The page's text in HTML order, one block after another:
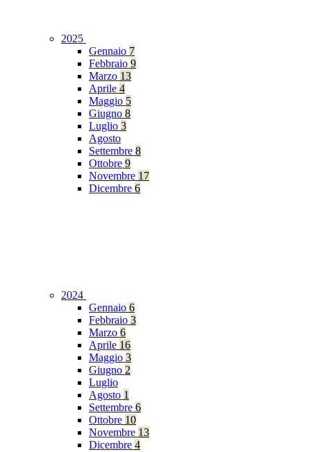
2025
Gennaio 7
Febbraio 9
Marzo 13
Aprile 4
Maggio 5
Giugno 8
Luglio 3
Agosto
Settembre 8
Ottobre 9
Novembre 17
Dicembre 6
2024
Gennaio 6
Febbraio 3
Marzo 6
Aprile 16
Maggio 3
Giugno 2
Luglio
Agosto 1
Settembre 6
Ottobre 10
Novembre 13
Dicembre 4